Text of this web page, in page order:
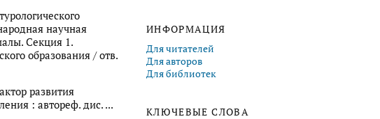
ИНФОРМАЦИЯ
Для читателей
Для авторов
Для библиотек
КЛЮЧЕВЫЕ СЛОВА
научная
Секция 1.
образования / отв.
развития
: автореф. дис. ...